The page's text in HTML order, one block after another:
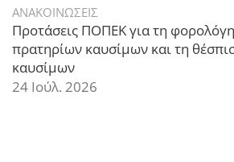
ΑΝΑΚΟΙΝΩΣΕΙΣ
Προτάσεις ΠΟΠΕΚ για τη
πρατηρίων καυσίμων και τη
καυσίμων
24 Ιούλ. 2026